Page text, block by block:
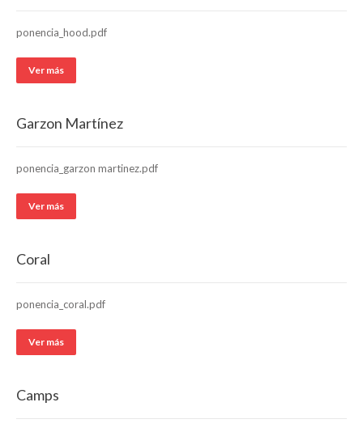
ponencia_hood.pdf
Ver más
Garzon Martínez
ponencia_garzon martinez.pdf
Ver más
Coral
ponencia_coral.pdf
Ver más
Camps